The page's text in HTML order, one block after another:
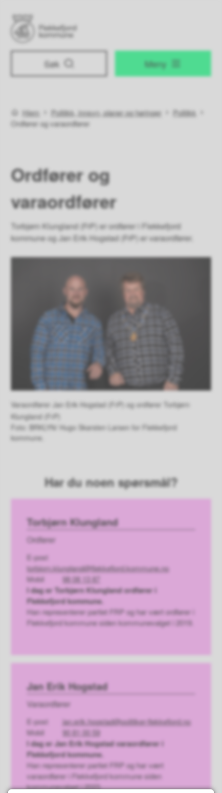
Flekkefjord kommune
Søk Meny
Du er her:
Hjem Politikk, innsyn, planer og høringer
Politikk
Ordfører og varaordfører
Ordfører og
varaordfører
Torbjørn Klungland (FrP) er ordfører i Flekkefjord
kommune og Jan Erik Hogstad (FrP) er varaordfører.
Varaordfører Jan Erik Hogstad (FrP) og ordfører Torbjørn
Klungland (FrP)
BRKLYN/ Hugo Skarsten Larsen for Flekkefjord
kommune.
Har du noen spørsmål?
Torbjørn Klungland
Ordfører
E-post
torbjorn.klungland@flekkefjord.kommune.no
Mobil
98 08 13 87
I dag er Torbjørn Klungland ordfører i
Flekkefjord kommune.
Han representerer partiet FRP og har vært ordfører i
Flekkefjord kommune siden kommunevalget i 2019.
Jan Erik Hogstad
Varaordfører
E-post
jan.erik.hogstad@politiker-flekkefjord.no
Mobil
90 81 00 59
I dag er Jan Erik Hogstad varaordfører i
Flekkefjord kommune.
Han representerer partiet FRP og har vært
varaordfører i Flekkefjord kommune siden
kommunevalget i 2023.